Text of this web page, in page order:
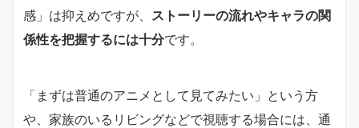
感」は抑えめですが、 ストーリーの流れやキャラの関
係性を把握するには十分です。
「まずは普通のアニメとして見てみたい」という方
や、家族のいるリビングなどで視聴する場合には、通